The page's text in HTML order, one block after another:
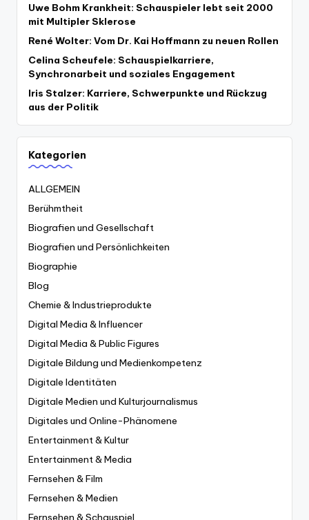
Uwe Bohm Krankheit: Schauspieler lebt seit 2000
mit Multipler Sklerose
René Wolter: Vom Dr. Kai Hoffmann zu neuen Rollen
Celina Scheufele: Schauspielkarriere,
Synchronarbeit und soziales Engagement
Iris Stalzer: Karriere, Schwerpunkte und Rückzug
aus der Politik
Kategorien
ALLGEMEIN
Berühmtheit
Biografien und Gesellschaft
Biografien und Persönlichkeiten
Biographie
Blog
Chemie & Industrieprodukte
Digital Media & Influencer
Digital Media & Public Figures
Digitale Bildung und Medienkompetenz
Digitale Identitäten
Digitale Medien und Kulturjournalismus
Digitales und Online-Phänomene
Entertainment & Kultur
Entertainment & Media
Fernsehen & Film
Fernsehen & Medien
Fernsehen & Schauspiel